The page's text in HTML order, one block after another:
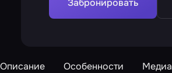
Описание Особенности Медиа